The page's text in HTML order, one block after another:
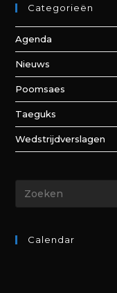
Categorieën
Agenda
Nieuws
Poomsaes
Taeguks
Wedstrijdverslagen
Calendar